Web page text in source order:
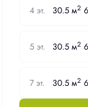
4 эт. 30.5 м2
5 эт. 30.5 м2
7 эт. 30.5 м2